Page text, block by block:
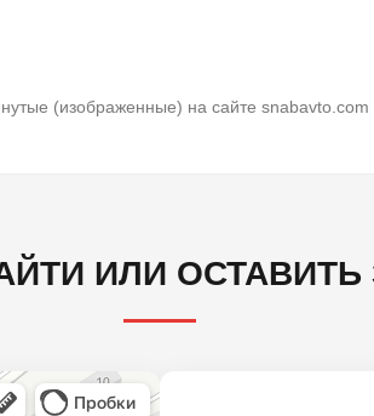
(изображенные) на сайте
ИЛИ ОСТАВИТЬ